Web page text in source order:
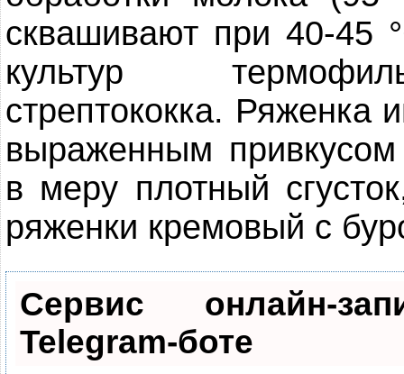
сквашивают при 40-45
культур
стрептококка. Ряженка
выраженным
в меру плотный
ряженки кремовый с
Сервис онлайн-
Telegram-боте